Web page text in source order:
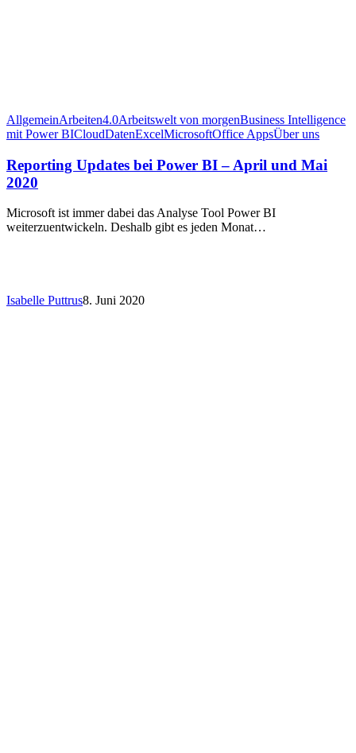
AllgemeinArbeiten4.0Arbeitswelt von morgenBusiness Intelligence
mit Power BICloudDatenExcelMicrosoftOffice AppsÜber uns
Reporting Updates bei Power BI – April und Mai
2020
Microsoft ist immer dabei das Analyse Tool Power BI
weiterzuentwickeln. Deshalb gibt es jeden Monat…
Isabelle Puttrus8. Juni 2020